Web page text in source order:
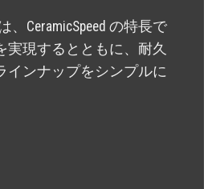
、CeramicSpeed の特長で
実現するとともに、耐久
インナップをシンプルに